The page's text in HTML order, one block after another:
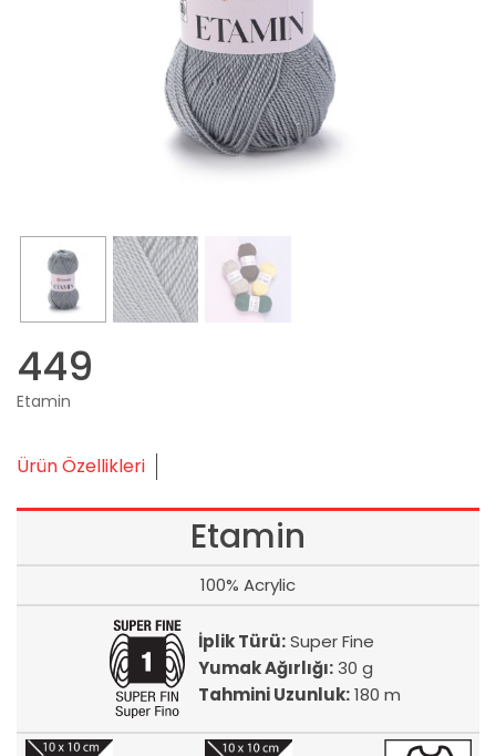
449
Etamin
Ürün Özellikleri
Etamin
100% Acrylic
İplik Türü:Super Fine
Yumak Ağırlığı:30 g
Tahmini Uzunluk:180 m